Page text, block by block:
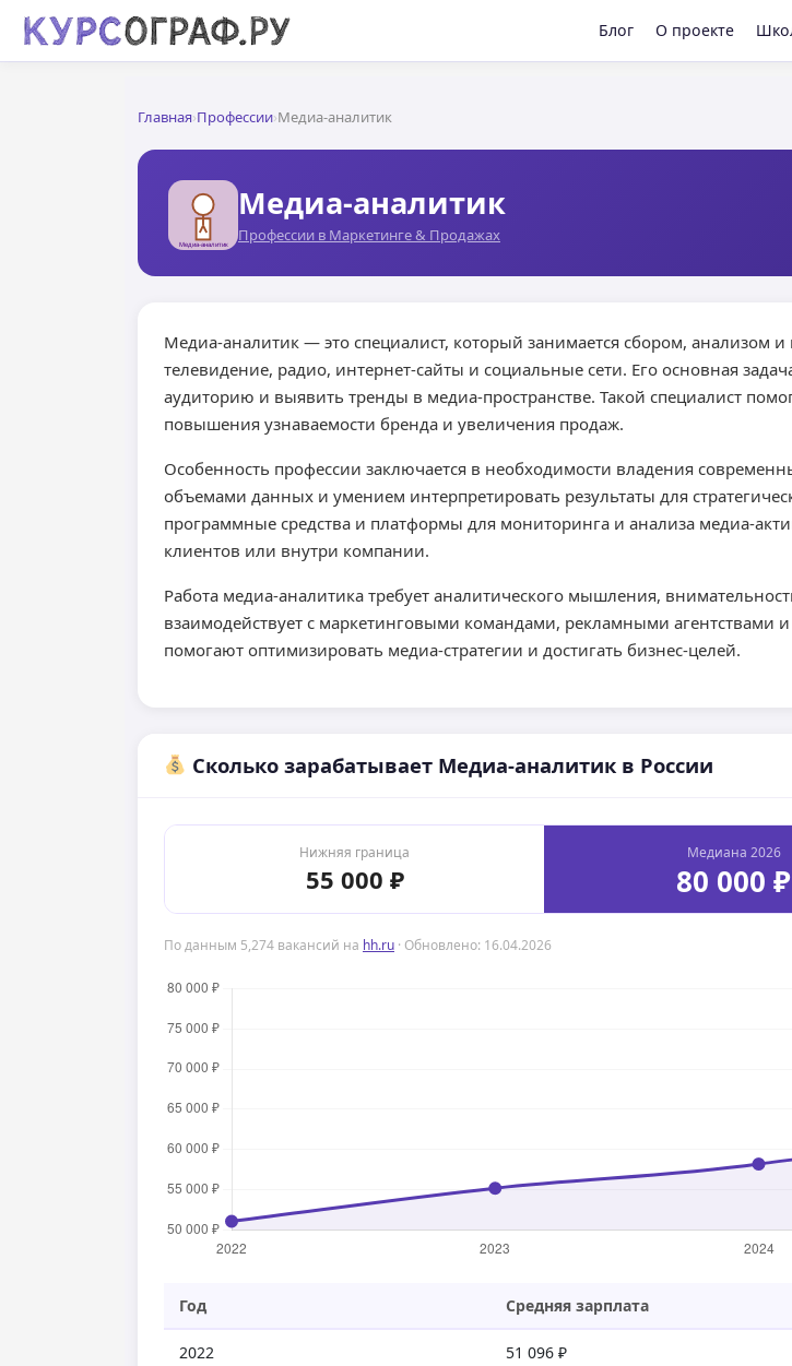
Блог О проекте
Главная›Профессии›Медиа-аналитик
Медиа-аналитик
Профессии в Маркетинге & Продажах
Медиа-аналитик — это специалист, который занимается сбором, анализом
телевидение, радио, интернет-сайты и социальные сети. Его основная
аудиторию и выявить тренды в медиа-пространстве. Такой специалист
повышения узнаваемости бренда и увеличения продаж.
Особенность профессии заключается в необходимости владения
объемами данных и умением интерпретировать результаты для
программные средства и платформы для мониторинга и анализа медиа-
клиентов или внутри компании.
Работа медиа-аналитика требует аналитического мышления,
взаимодействует с маркетинговыми командами, рекламными агентствами
помогают оптимизировать медиа-стратегии и достигать бизнес-целей.
Сколько зарабатывает Медиа-аналитик в России
Нижняя граница
55 000 ₽
Медиана 2026
80 000 ₽
По данным 5,274 вакансий на hh.ru · Обновлено: 16.04.2026
Год Средняя зарплата
2022 51 096 ₽